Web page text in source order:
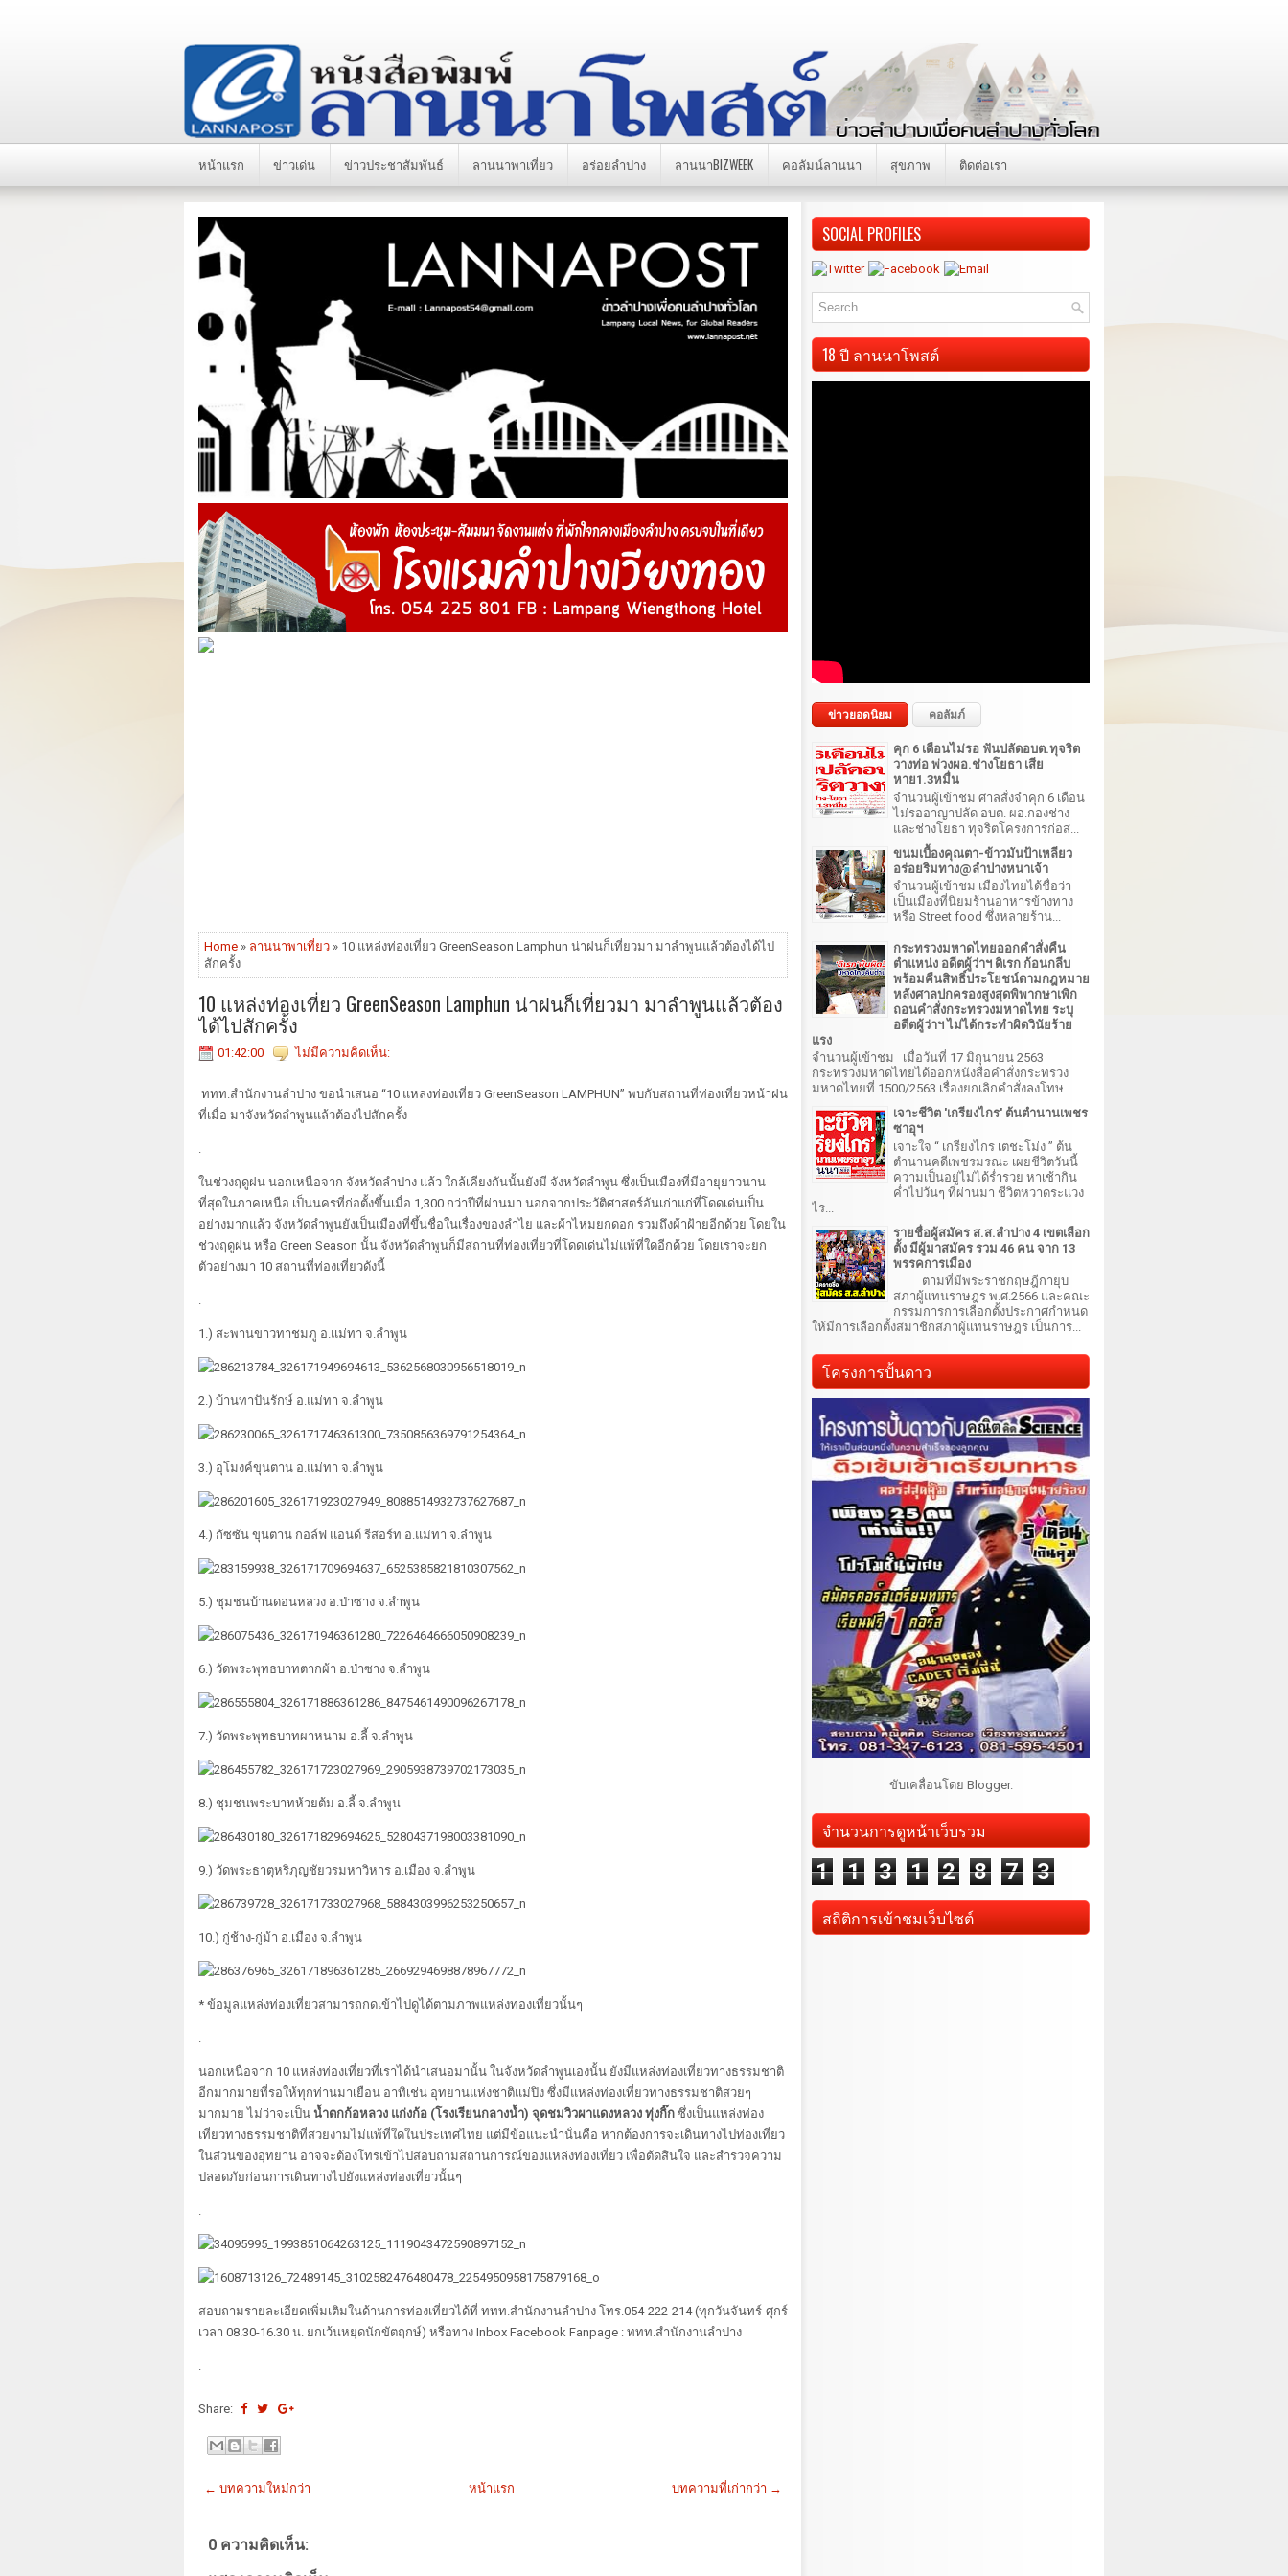
หน้าแรก ข่าวเด่น ข่าวประชาสัมพันธ์ ลานนาพาเที่ยว อร่อยลำปาง ลานนาBIZWEEK คอลัมน์ลานนา สุขภาพ ติดต่อเรา
Home » ลานนาพาเที่ยว » 10 แหล่งท่องเที่ยว GreenSeason Lamphun น่าฝนก็เที่ยวมา มาลำพูนแล้วต้องได้ไป
สักครั้ง
10 แหล่งท่องเที่ยว GreenSeason Lamphun น่าฝนก็เที่ยวมา มาลำพูนแล้วต้อง
ได้ไปสักครั้ง
01:42:00 ไม่มีความคิดเห็น:
ททท.สำนักงานลำปาง ขอนำเสนอ “10 แหล่งท่องเที่ยว GreenSeason LAMPHUN” พบกับสถานที่ท่องเที่ยวหน้าฝน
ที่เมื่อ มาจังหวัดลำพูนแล้วต้องไปสักครั้ง
.
ในช่วงฤดูฝน นอกเหนือจาก จังหวัดลำปาง แล้ว ใกล้เคียงกันนั้นยังมี จังหวัดลำพูน ซึ่งเป็นเมืองที่มีอายุยาวนาน
ที่สุดในภาคเหนือ เป็นนครที่ก่อตั้งขึ้นเมื่อ 1,300 กว่าปีที่ผ่านมา นอกจากประวัติศาสตร์อันเก่าแก่ที่โดดเด่นเป็น
อย่างมากแล้ว จังหวัดลำพูนยังเป็นเมืองที่ขึ้นชื่อในเรื่องของลำไย และผ้าไหมยกดอก รวมถึงผ้าฝ้ายอีกด้วย โดยใน
ช่วงฤดูฝน หรือ Green Season นั้น จังหวัดลำพูนก็มีสถานที่ท่องเที่ยวที่โดดเด่นไม่แพ้ที่ใดอีกด้วย โดยเราจะยก
ตัวอย่างมา 10 สถานที่ท่องเที่ยวดังนี้
.
1.) สะพานขาวทาชมภู อ.แม่ทา จ.ลำพูน
2.) บ้านทาปันรักษ์ อ.แม่ทา จ.ลำพูน
3.) อุโมงค์ขุนตาน อ.แม่ทา จ.ลำพูน
4.) กัซซัน ขุนตาน กอล์ฟ แอนด์ รีสอร์ท อ.แม่ทา จ.ลำพูน
5.) ชุมชนบ้านดอนหลวง อ.ป่าซาง จ.ลำพูน
6.) วัดพระพุทธบาทตากผ้า อ.ป่าซาง จ.ลำพูน
7.) วัดพระพุทธบาทผาหนาม อ.ลี้ จ.ลำพูน
8.) ชุมชนพระบาทห้วยต้ม อ.ลี้ จ.ลำพูน
9.) วัดพระธาตุหริภุญชัยวรมหาวิหาร อ.เมือง จ.ลำพูน
10.) กู่ช้าง-กู่ม้า อ.เมือง จ.ลำพูน
* ข้อมูลแหล่งท่องเที่ยวสามารถกดเข้าไปดูได้ตามภาพแหล่งท่องเที่ยวนั้นๆ
.
นอกเหนือจาก 10 แหล่งท่องเที่ยวที่เราได้นำเสนอมานั้น ในจังหวัดลำพูนเองนั้น ยังมีแหล่งท่องเที่ยวทางธรรมชาติ
อีกมากมายที่รอให้ทุกท่านมาเยือน อาทิเช่น อุทยานแห่งชาติแม่ปิง ซึ่งมีแหล่งท่องเที่ยวทางธรรมชาติสวยๆ
มากมาย ไม่ว่าจะเป็น น้ำตกก้อหลวง แก่งก้อ (โรงเรียนกลางน้ำ) จุดชมวิวผาแดงหลวง ทุ่งกิ๊ก ซึ่งเป็นแหล่งท่อง
เที่ยวทางธรรมชาติที่สวยงามไม่แพ้ที่ใดในประเทศไทย แต่มีข้อแนะนำนั่นคือ หากต้องการจะเดินทางไปท่องเที่ยว
ในส่วนของอุทยาน อาจจะต้องโทรเข้าไปสอบถามสถานการณ์ของแหล่งท่องเที่ยว เพื่อตัดสินใจ และสำรวจความ
ปลอดภัยก่อนการเดินทางไปยังแหล่งท่องเที่ยวนั้นๆ
.
สอบถามรายละเอียดเพิ่มเติมในด้านการท่องเที่ยวได้ที่ ททท.สำนักงานลำปาง โทร.054-222-214 (ทุกวันจันทร์-ศุกร์
เวลา 08.30-16.30 น. ยกเว้นหยุดนักขัตฤกษ์) หรือทาง Inbox Facebook Fanpage : ททท.สำนักงานลำปาง
.
Share:
← บทความใหม่กว่า บทความที่เก่ากว่า →
หน้าแรก
0 ความคิดเห็น:
SOCIAL PROFILES
18 ปี ลานนาโพสต์
ข่าวยอดนิยม คอลัมภ์
คุก 6 เดือนไม่รอ ฟันปลัดอบต.ทุจริต
วางท่อ พ่วงผอ.ช่างโยธา เสีย
หาย1.3หมื่น
จำนวนผู้เข้าชม ศาลสั่งจำคุก 6 เดือน
ไม่รออาญาปลัด อบต. ผอ.กองช่าง
และช่างโยธา ทุจริตโครงการก่อส...
ขนมเบื้องคุณตา-ข้าวมันป้าเหลียว
อร่อยริมทาง@ลำปางหนาเจ้า
จำนวนผู้เข้าชม เมืองไทยได้ชื่อว่า
เป็นเมืองที่นิยมร้านอาหารข้างทาง
หรือ Street food ซึ่งหลายร้าน...
กระทรวงมหาดไทยออกคำสั่งคืน
ตำแหน่ง อดีตผู้ว่าฯ ดิเรก ก้อนกลีบ
พร้อมคืนสิทธิ์ประโยชน์ตามกฎหมาย
หลังศาลปกครองสูงสุดพิพากษาเพิก
ถอนคำสั่งกระทรวงมหาดไทย ระบุ
อดีตผู้ว่าฯ ไม่ได้กระทำผิดวินัยร้าย
แรง
จำนวนผู้เข้าชม เมื่อวันที่ 17 มิถุนายน 2563
กระทรวงมหาดไทยได้ออกหนังสือคำสั่งกระทรวง
มหาดไทยที่ 1500/2563 เรื่องยกเลิกคำสั่งลงโทษ ...
เจาะชีวิต 'เกรียงไกร' ต้นตำนานเพชร
ซาอุฯ
เจาะใจ “ เกรียงไกร เตชะโม่ง ” ต้น
ตำนานคดีเพชรมรณะ เผยชีวิตวันนี้
ความเป็นอยู่ไม่ได้ร่ำรวย หาเช้ากิน
ค่ำไปวันๆ ที่ผ่านมา ชีวิตหวาดระแวง
ไร...
รายชื่อผู้สมัคร ส.ส.ลำปาง 4 เขตเลือก
ตั้ง มีผู้มาสมัคร รวม 46 คน จาก 13
พรรคการเมือง
ตามที่มีพระราชกฤษฎีกายุบ
สภาผู้แทนราษฎร พ.ศ.2566 และคณะ
กรรมการการเลือกตั้งประกาศกำหนด
ให้มีการเลือกตั้งสมาชิกสภาผู้แทนราษฎร เป็นการ...
โครงการปั้นดาว
ขับเคลื่อนโดย Blogger.
จำนวนการดูหน้าเว็บรวม
1 1 3 1 2 8 7 3
สถิติการเข้าชมเว็บไซต์